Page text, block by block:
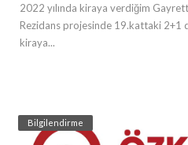
2022 yılında kiraya verdiğim
Rezidans projesinde 19.kattaki 2+1
kiraya...
Bilgilendirme